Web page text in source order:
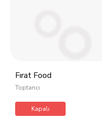
Fırat Food
Toptancı
Kapalı